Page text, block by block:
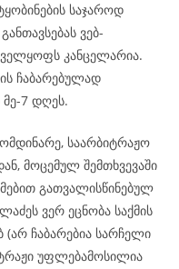
საჯაროდ
ვებ-
კანცელარია.
ჩაბარებულად
მე-7 დღეს.
საარბიტრაჟო
მოცემულ შემთხვევაში
გათვალისწინებულ
ვერ ეცნობა საქმის
(არ ჩაბარებია სარჩელი
უფლებამოსილია